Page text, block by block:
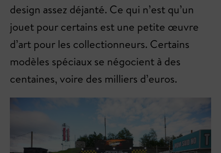
design assez déjanté. Ce qui n’est qu’un
jouet pour certains est une petite œuvre
d’art pour les collectionneurs. Certains
modèles spéciaux se négocient à des
centaines, voire des milliers d’euros.